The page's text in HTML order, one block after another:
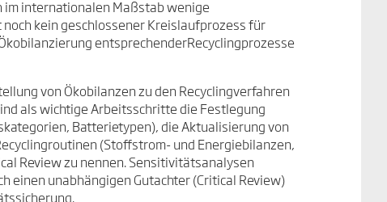
im internationalen Maßstab wenige
kein geschlossener Kreislaufprozess für
entsprechenderRecyclingprozesse
von Ökobilanzen zu den Recyclingverfahren
als wichtige Arbeitsschritte die Festlegung
Batterietypen), die Aktualisierung von
(Stoffstrom- und Energiebilanzen,
Review zu nennen. Sensitivitätsanalysen
einen unabhängigen Gutachter (Critical Review)